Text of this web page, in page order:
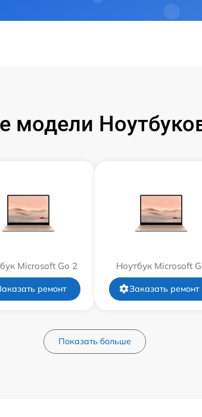
модели
Microsoft Go 2
ремонт
Ноутбук Microsoft
Заказать ремонт
Показать больше